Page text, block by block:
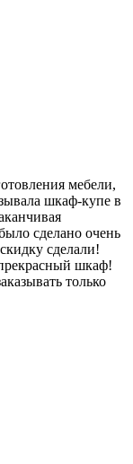
мебели,
шкаф-купе в
сделано очень
сделали!
шкаф!
только